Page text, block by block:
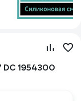
DC 1954300